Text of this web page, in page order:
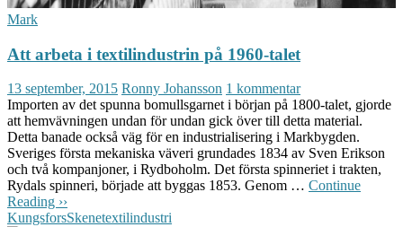
Mark
Att arbeta i textilindustrin på 1960-talet
13 september, 2015 Ronny Johansson 1 kommentar
Importen av det spunna bomullsgarnet i början på 1800-talet, gjorde
att hemvävningen undan för undan gick över till detta material.
Detta banade också väg för en industrialisering i Markbygden.
Sveriges första mekaniska väveri grundades 1834 av Sven Erikson
och två kompanjoner, i Rydboholm. Det första spinneriet i trakten,
Rydals spinneri, började att byggas 1853. Genom … Continue
Reading ››
KungsforsSkenetextilindustri